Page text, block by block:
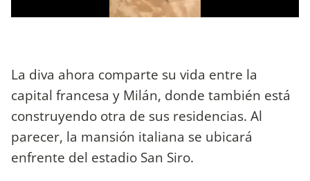
La diva ahora comparte su vida entre la
capital francesa y Milán, donde también está
construyendo otra de sus residencias. Al
parecer, la mansión italiana se ubicará
enfrente del estadio San Siro.